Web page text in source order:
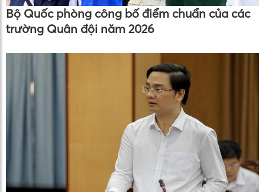
Bộ Quốc phòng công bố điểm chuẩn của các
trường Quân đội năm 2026